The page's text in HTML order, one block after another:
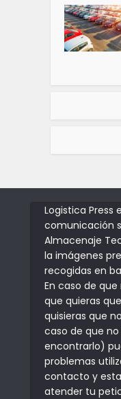
Logistica Press
comunicación
Almacenaje
la imágenes
recogidas en
En caso de
que quieras
quisieras que
caso de que
encontrarlo)
problemas
contacto y
atender tu